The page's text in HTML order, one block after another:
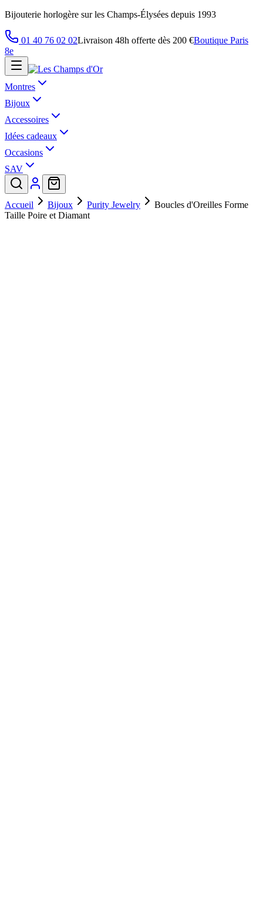
Bijouterie horlogère sur les Champs-Élysées depuis 1993
01 40 76 02 02Livraison 48h offerte dès 200 €Boutique Paris
8e
Montres
Bijoux
Accessoires
Idées cadeaux
Occasions
SAV
Accueil Bijoux Purity Jewelry
Boucles d'Oreilles Forme
Taille Poire et Diamant